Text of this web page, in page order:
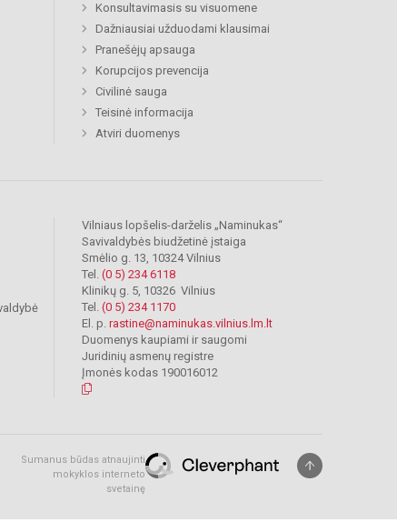
Konsultavimasis su visuomene
Dažniausiai užduodami klausimai
Pranešėjų apsauga
Korupcijos prevencija
Civilinė sauga
Teisinė informacija
Atviri duomenys
Vilniaus lopšelis-darželis „Naminukas“
Savivaldybės biudžetinė įstaiga
Smėlio g. 13, 10324 Vilnius
Tel. (0 5) 234 6118
Klinikų g. 5, 10326 Vilnius
Tel. (0 5) 234 1170
El. p. rastine@naminukas.vilnius.lm.lt
Duomenys kaupiami ir saugomi
Juridinių asmenų registre
Įmonės kodas 190016012
Sumanus būdas atnaujinti
mokyklos interneto
svetainę